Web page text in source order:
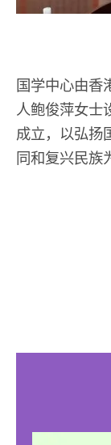
国学中心由香
人鲍俊萍女士
成立，以弘扬
同和复兴民族